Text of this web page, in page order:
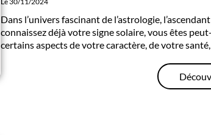
Dans l’univers fascinant de l’astrologie,
connaissez déjà votre signe solaire, vous êtes
certains aspects de votre caractère, de votre